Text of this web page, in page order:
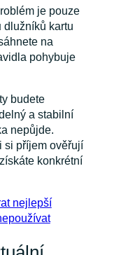
je pouze
dlužníků kartu
na
pohybuje
budete
a stabilní
nepůjde.
si příjem ověřují
konkrétní
nejlepší